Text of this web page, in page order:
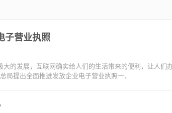
子营业执照
的发展，互联网确实给人们的生活带来的便利，让人们
局提出全面推进发放企业电子营业执照一、